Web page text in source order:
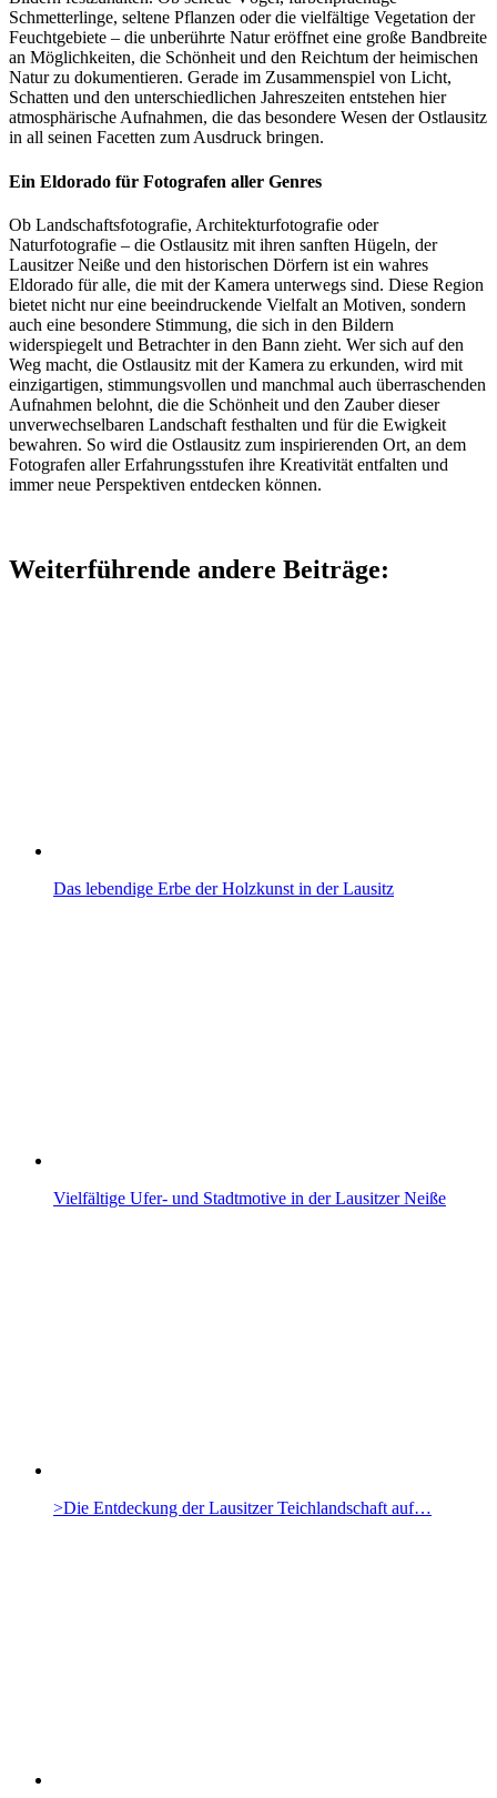
Schmetterlinge, seltene Pflanzen oder die vielfältige Vegetation der
Feuchtgebiete – die unberührte Natur eröffnet eine große Bandbreite
an Möglichkeiten, die Schönheit und den Reichtum der heimischen
Natur zu dokumentieren. Gerade im Zusammenspiel von Licht,
Schatten und den unterschiedlichen Jahreszeiten entstehen hier
atmosphärische Aufnahmen, die das besondere Wesen der Ostlausitz
in all seinen Facetten zum Ausdruck bringen.
Ein Eldorado für Fotografen aller Genres
Ob Landschaftsfotografie, Architekturfotografie oder
Naturfotografie – die Ostlausitz mit ihren sanften Hügeln, der
Lausitzer Neiße und den historischen Dörfern ist ein wahres
Eldorado für alle, die mit der Kamera unterwegs sind. Diese Region
bietet nicht nur eine beeindruckende Vielfalt an Motiven, sondern
auch eine besondere Stimmung, die sich in den Bildern
widerspiegelt und Betrachter in den Bann zieht. Wer sich auf den
Weg macht, die Ostlausitz mit der Kamera zu erkunden, wird mit
einzigartigen, stimmungsvollen und manchmal auch überraschenden
Aufnahmen belohnt, die die Schönheit und den Zauber dieser
unverwechselbaren Landschaft festhalten und für die Ewigkeit
bewahren. So wird die Ostlausitz zum inspirierenden Ort, an dem
Fotografen aller Erfahrungsstufen ihre Kreativität entfalten und
immer neue Perspektiven entdecken können.
Weiterführende andere Beiträge:
Das lebendige Erbe der Holzkunst in der Lausitz
Vielfältige Ufer- und Stadtmotive in der Lausitzer Neiße
>Die Entdeckung der Lausitzer Teichlandschaft auf…